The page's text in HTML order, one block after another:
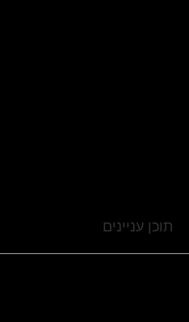
תוכן עניינים